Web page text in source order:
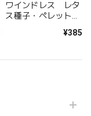
ワインドレス レタ
ス種子・ペレット小
¥385